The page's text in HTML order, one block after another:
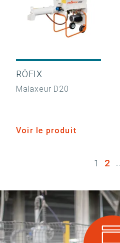
RÖFIX
Malaxeur D20
Voir le produit
1 2 ...